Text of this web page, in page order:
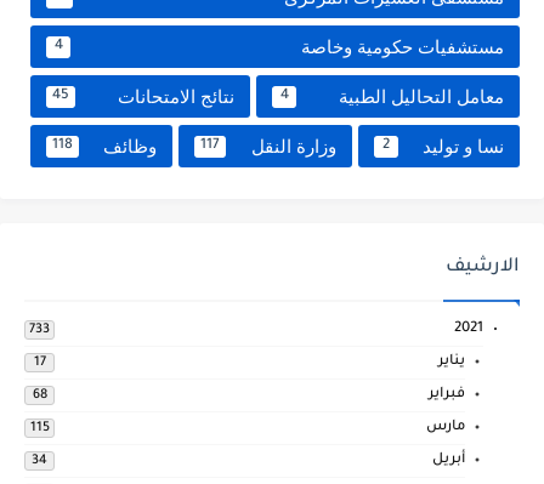
مستشفيات حكومية وخاصة 4
معامل التحاليل الطبية 4 نتائج الامتحانات 45
نسا و توليد 2 وزارة النقل 117 وظائف 118
الارشيف
2021
733
يناير 17
فبراير 68
مارس 115
أبريل 34